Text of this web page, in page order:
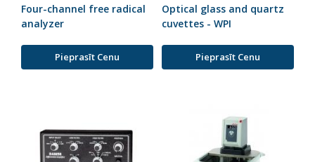
Four-channel free radical
analyzer
Pieprasīt Cenu
Optical glass and quartz
cuvettes - WPI
Pieprasīt Cenu